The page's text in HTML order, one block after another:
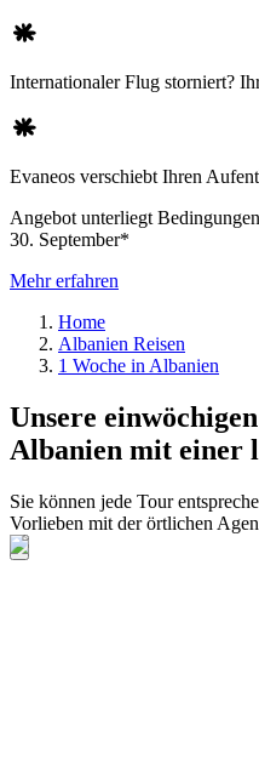
Internationaler Flug storniert?
Evaneos verschiebt Ihren
Angebot unterliegt
30. September*
Mehr erfahren
Home
Albanien Reisen
1 Woche in Albanien
Unsere
Albanien mit einer
Sie können jede Tour
Vorlieben mit der örtlichen